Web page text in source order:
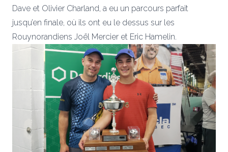
Dave et Olivier Charland, a eu un parcours parfait
jusqu’en finale, où ils ont eu le dessus sur les
Rouynorandiens Joël Mercier et Eric Hamelin.